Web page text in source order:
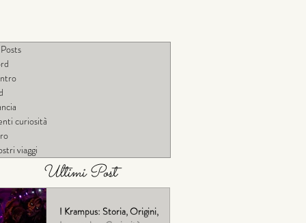
curiosità
viaggi
Ultimi Post
I Krampus: Storia, Origini,